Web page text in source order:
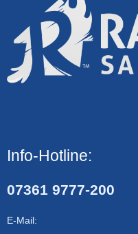
Info-Hotline:
07361 9777-200
E-Mail: